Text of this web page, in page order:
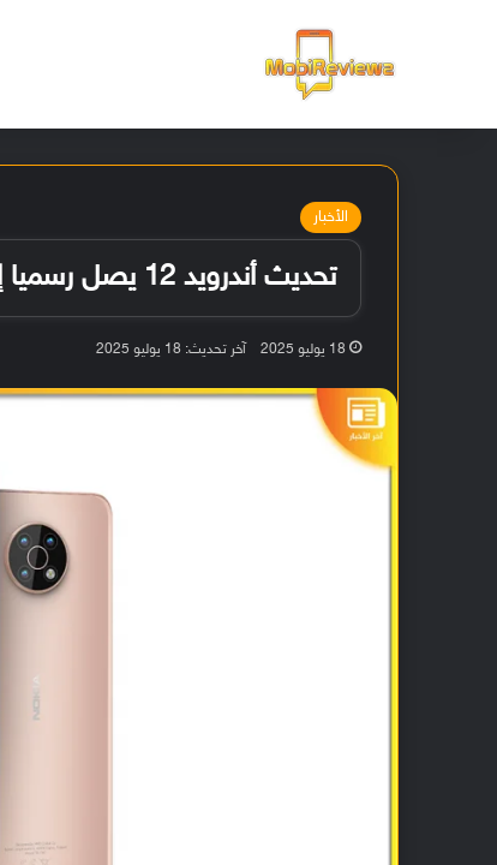
الأخبار
تحديث أندرويد 12 يصل رسميا إلى هاتف Nokia G50
18 يوليو 2025 آخر تحديث: 18 يوليو 2025